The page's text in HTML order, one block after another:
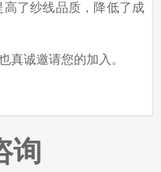
了纱线品质，降低了成
真诚邀请您的加入。
询